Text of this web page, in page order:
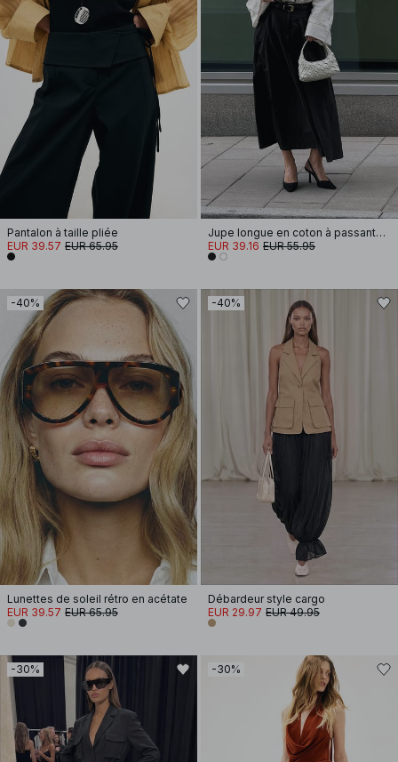
Pantalon à taille pliée
EUR 39.57 EUR 65.95
Jupe longue en coton à passants de ceinture
EUR 39.16 EUR 55.95
-40%
Lunettes de soleil rétro en acétate
EUR 39.57 EUR 65.95
-40%
Débardeur style cargo
EUR 29.97 EUR 49.95
-30% -30%